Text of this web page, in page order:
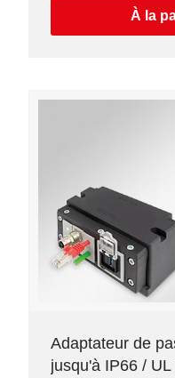
À la
Adaptateur de
jusqu'à IP66 /